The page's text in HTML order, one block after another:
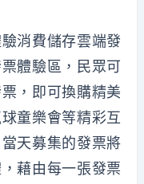
消費儲存雲端發
體驗區，民眾可
，即可換購精美
童樂會等精彩互
天募集的發票將
藉由每一張發票